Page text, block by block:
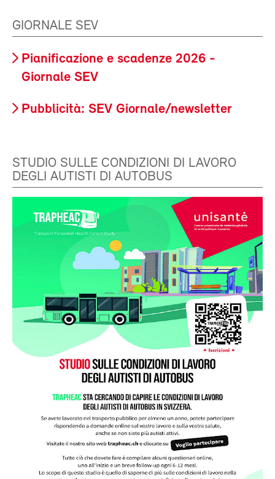
GIORNALE SEV
Pianificazione e scadenze 2026 -
Giornale SEV
Pubblicità: SEV Giornale/newsletter
STUDIO SULLE CONDIZIONI DI LAVORO
DEGLI AUTISTI DI AUTOBUS